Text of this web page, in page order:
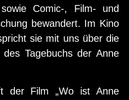
sowie Comic-, Film- und
bewandert. Im Kino
sie mit uns über die
des Tagebuchs der Anne
der Film „Wo ist Anne